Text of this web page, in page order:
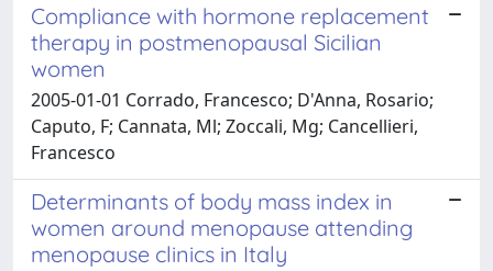
Compliance with hormone replacement
therapy in postmenopausal Sicilian
women
2005-01-01 Corrado, Francesco; D'Anna, Rosario;
Caputo, F; Cannata, Ml; Zoccali, Mg; Cancellieri,
Francesco
Determinants of body mass index in
women around menopause attending
menopause clinics in Italy